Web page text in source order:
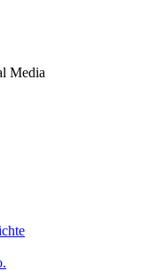
Media